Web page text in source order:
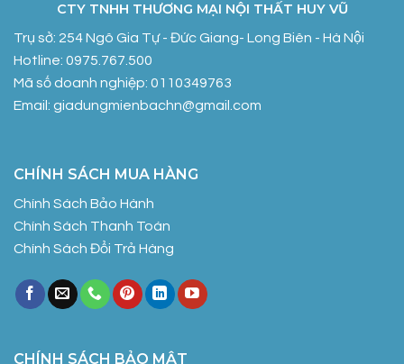
CTY TNHH THƯƠNG MẠI NỘI THẤT HUY VŨ
Trụ sở: 254 Ngô Gia Tự - Đức Giang- Long Biên - Hà Nội
Hotline: 0975.767.500
Mã số doanh nghiệp: 0110349763
Email: giadungmienbachn@gmail.com
CHÍNH SÁCH MUA HÀNG
Chính Sách Bảo Hành
Chính Sách Thanh Toán
Chính Sách Đổi Trả Hàng
CHÍNH SÁCH BẢO MẬT